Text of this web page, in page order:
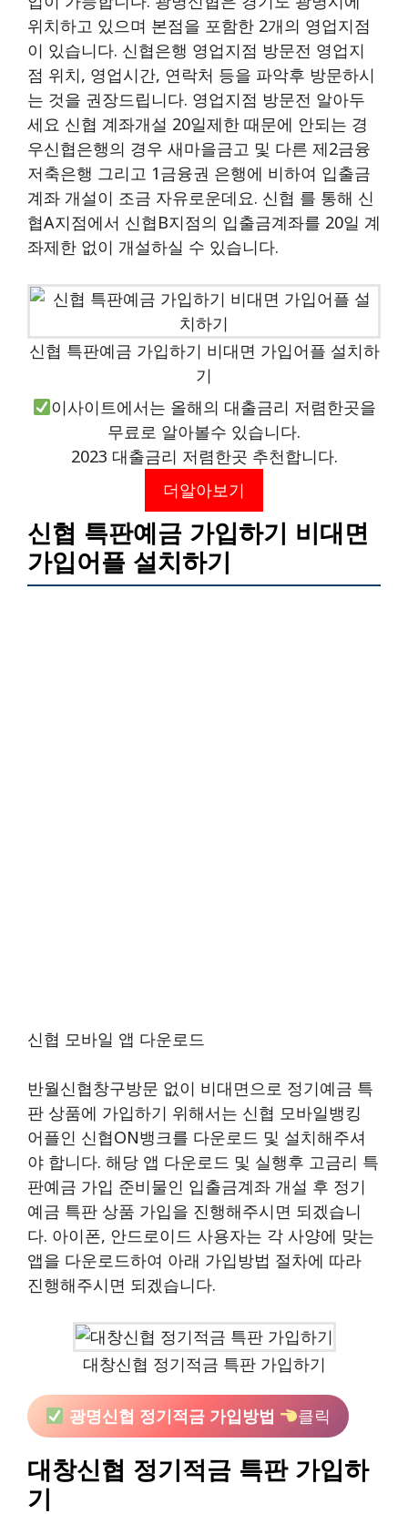
위치하고 있으며 본점을 포함한 2개의 영업지점
이 있습니다. 신협은행 영업지점 방문전 영업지
점 위치, 영업시간, 연락처 등을 파악후 방문하시
는 것을 권장드립니다. 영업지점 방문전 알아두
세요 신협 계좌개설 20일제한 때문에 안되는 경
우신협은행의 경우 새마을금고 및 다른 제2금융
저축은행 그리고 1금융권 은행에 비하여 입출금
계좌 개설이 조금 자유로운데요. 신협 를 통해 신
협A지점에서 신협B지점의 입출금계좌를 20일 계
좌제한 없이 개설하실 수 있습니다.
신협 특판예금 가입하기 비대면 가입어플 설치하
기
이사이트에서는 올해의 대출금리 저렴한곳을
무료로 알아볼수 있습니다.
2023 대출금리 저렴한곳 추천합니다.
더알아보기
신협 특판예금 가입하기 비대면
가입어플 설치하기
신협 모바일 앱 다운로드
반월신협창구방문 없이 비대면으로 정기예금 특
판 상품에 가입하기 위해서는 신협 모바일뱅킹
어플인 신협ON뱅크를 다운로드 및 설치해주셔
야 합니다. 해당 앱 다운로드 및 실행후 고금리 특
판예금 가입 준비물인 입출금계좌 개설 후 정기
예금 특판 상품 가입을 진행해주시면 되겠습니
다. 아이폰, 안드로이드 사용자는 각 사양에 맞는
앱을 다운로드하여 아래 가입방법 절차에 따라
진행해주시면 되겠습니다.
대창신협 정기적금 특판 가입하기
광명신협 정기적금 가입방법 클릭
대창신협 정기적금 특판 가입하
기